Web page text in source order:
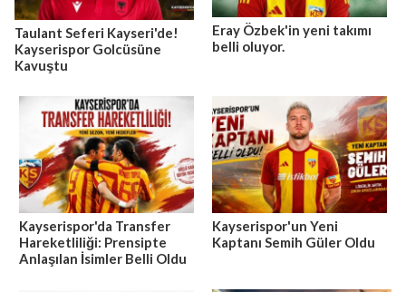
Taulant Seferi Kayseri'de!
Kayserispor Golcüsüne
Kavuştu
Eray Özbek'in yeni takımı
belli oluyor.
Kayserispor'da Transfer
Hareketliliği: Prensipte
Anlaşılan İsimler Belli Oldu
Kayserispor'un Yeni
Kaptanı Semih Güler Oldu